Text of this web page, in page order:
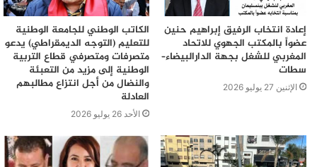
إعادة انتخاب الرفيق إبراهيم حنين
عضواً بالمكتب الجهوي للاتحاد
المغربي للشغل بجهة الدارالبيضاء–
سطات
الإثنين 27 يوليو 2026
الكاتب الوطني للجامعة الوطنية
للتعليم (التوجه الديمقراطي) يدعو
متصرفات ومتصرفي قطاع التربية
الوطنية إلى مزيد من التعبئة
والنضال من أجل انتزاع مطالبهم
العادلة
الأحد 26 يوليو 2026